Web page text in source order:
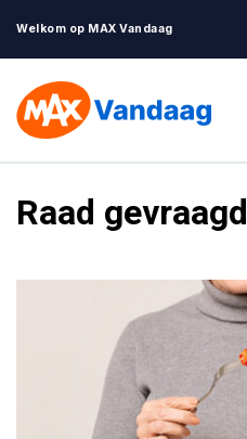
Welkom op MAX Vandaag
Raad gevraagd